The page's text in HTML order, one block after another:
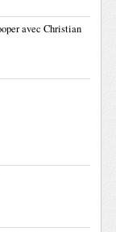
avec Christian